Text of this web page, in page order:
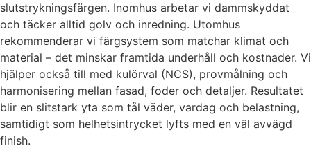
slutstrykningsfärgen. Inomhus arbetar vi dammskyddat
och täcker alltid golv och inredning. Utomhus
rekommenderar vi färgsystem som matchar klimat och
material – det minskar framtida underhåll och kostnader. Vi
hjälper också till med kulörval (NCS), provmålning och
harmonisering mellan fasad, foder och detaljer. Resultatet
blir en slitstark yta som tål väder, vardag och belastning,
samtidigt som helhetsintrycket lyfts med en väl avvägd
finish.